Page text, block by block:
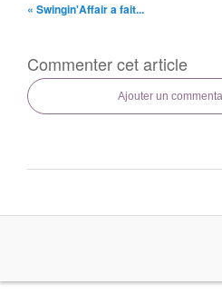
« Swingin'Affair a fait...
Commenter cet article
Ajouter un